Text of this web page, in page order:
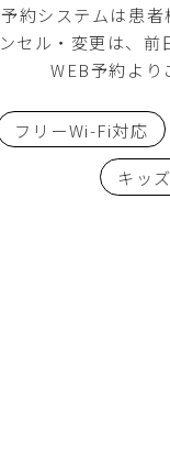
約システムは患
セル・変更は、
WEB予約より
フリーWi-Fi対応
キッ